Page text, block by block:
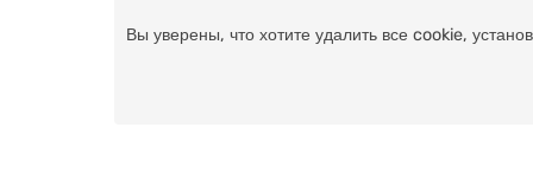
Вы уверены, что хотите удалить все cookie,